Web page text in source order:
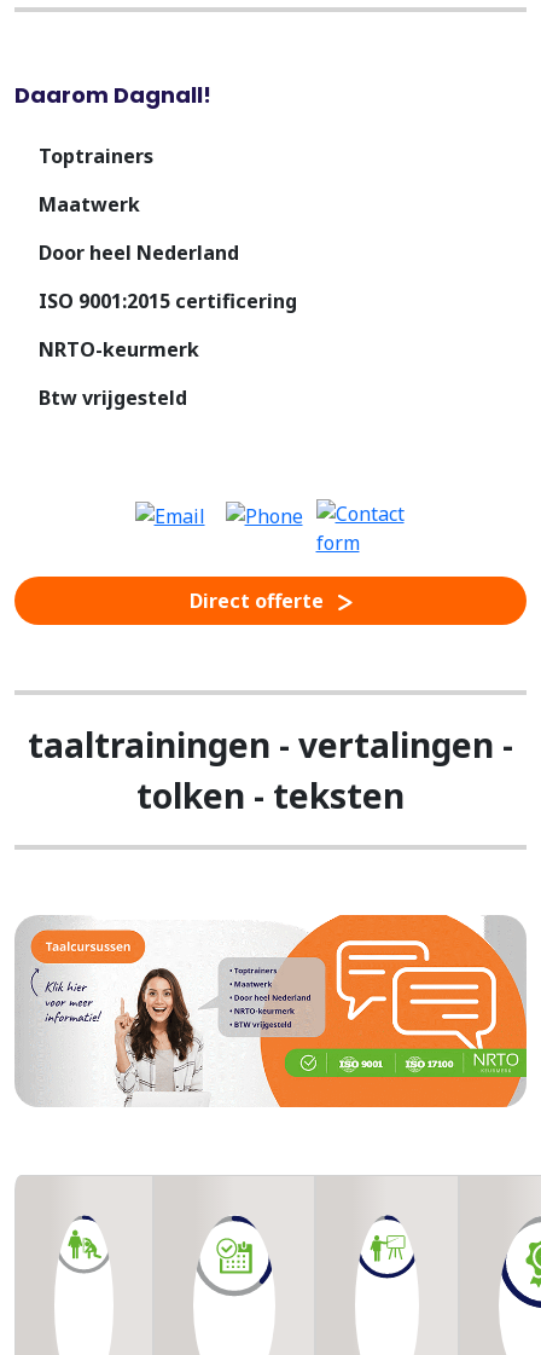
Daarom Dagnall!
Toptrainers
Maatwerk
Door heel Nederland
ISO 9001:2015 certificering
NRTO-keurmerk
Btw vrijgesteld
Direct offerte
taaltrainingen - vertalingen -
tolken - teksten